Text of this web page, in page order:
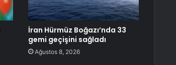
İran Hürmüz Boğazı’nda 33
gemi geçişini sağladı
Ağustos 8, 2026